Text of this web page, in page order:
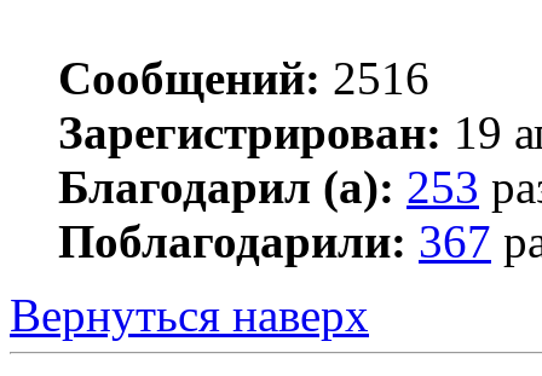
Сообщений: 2516
Зарегистрирован: 19
Благодарил (а): 253
Поблагодарили: 367
Вернуться наверх